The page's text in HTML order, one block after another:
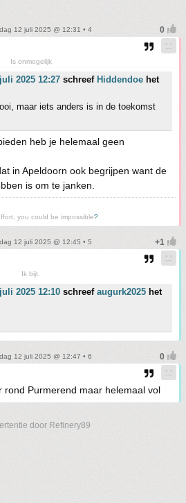
12 juli 2025 @ 12:31 • 4
Is onmogelijk
2025 12:27 schreef Hiddendoe het
maar iets anders is in de toekomst
heb je helemaal geen
in Apeldoorn ook begrijpen want de
is om te janken.
you could be impossible?
12 juli 2025 @ 12:45 • 5
Ik bijt.
2025 12:10 schreef augurk2025 het
12 juli 2025 @ 12:47 • 6
rond Purmerend maar helemaal vol
door Refinery89